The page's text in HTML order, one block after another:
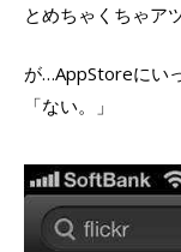
とめちゃくちゃア
が…AppStoreにい
「ない。」